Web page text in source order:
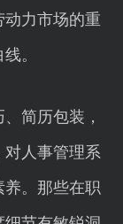
力市场的重
。
简历包装，
对人事管理系
。那些在职